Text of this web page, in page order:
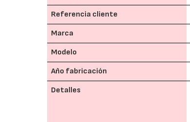
Referencia cliente
Marca
Modelo
Año fabricación
Detalles